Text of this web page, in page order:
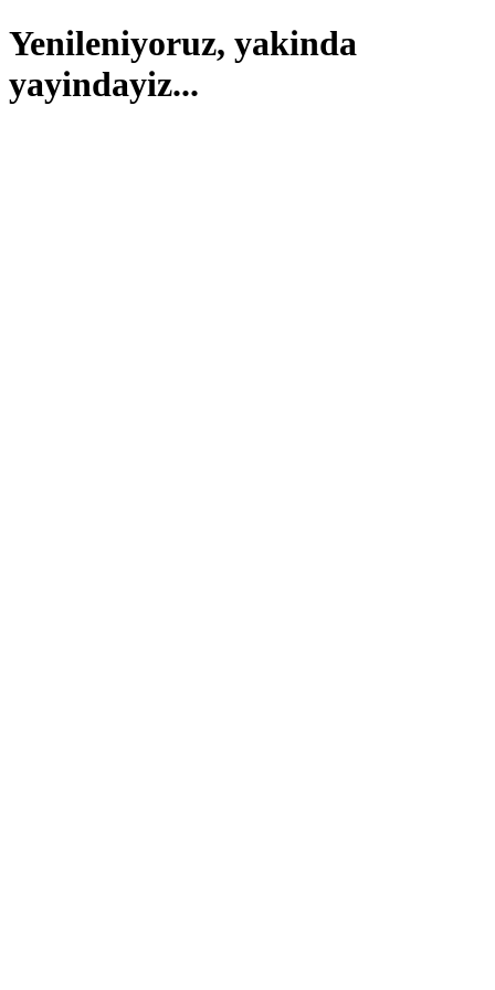
Yenileniyoruz, yakinda
yayindayiz...